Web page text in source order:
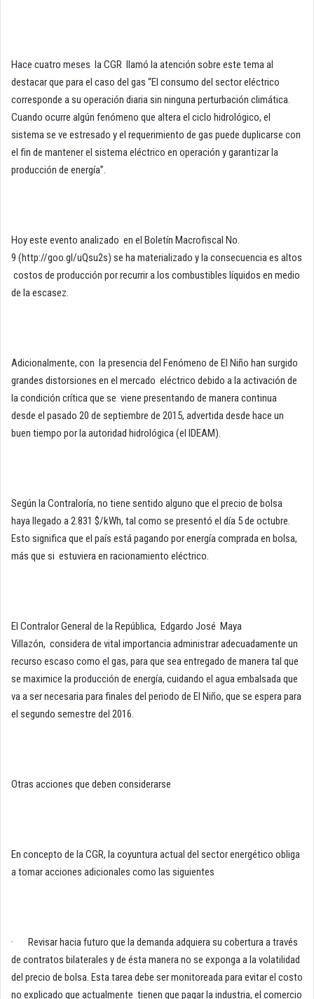
Hace cuatro meses la CGR llamó la atención sobre este tema al
destacar que para el caso del gas “El consumo del sector eléctrico
corresponde a su operación diaria sin ninguna perturbación climática.
Cuando ocurre algún fenómeno que altera el ciclo hidrológico, el
sistema se ve estresado y el requerimiento de gas puede duplicarse con
el fin de mantener el sistema eléctrico en operación y garantizar la
producción de energía”.
Hoy este evento analizado en el Boletín Macrofiscal No.
9 (http://goo.gl/uQsu2s) se ha materializado y la consecuencia es altos
costos de producción por recurrir a los combustibles líquidos en medio
de la escasez.
Adicionalmente, con la presencia del Fenómeno de El Niño han surgido
grandes distorsiones en el mercado eléctrico debido a la activación de
la condición crítica que se viene presentando de manera continua
desde el pasado 20 de septiembre de 2015, advertida desde hace un
buen tiempo por la autoridad hidrológica (el IDEAM).
Según la Contraloría, no tiene sentido alguno que el precio de bolsa
haya llegado a 2.831 $/kWh, tal como se presentó el día 5 de octubre.
Esto significa que el país está pagando por energía comprada en bolsa,
más que si estuviera en racionamiento eléctrico.
El Contralor General de la República, Edgardo José Maya
Villazón, considera de vital importancia administrar adecuadamente un
recurso escaso como el gas, para que sea entregado de manera tal que
se maximice la producción de energía, cuidando el agua embalsada que
va a ser necesaria para finales del periodo de El Niño, que se espera para
el segundo semestre del 2016.
Otras acciones que deben considerarse
En concepto de la CGR, la coyuntura actual del sector energético obliga
a tomar acciones adicionales como las siguientes
· Revisar hacia futuro que la demanda adquiera su cobertura a través
de contratos bilaterales y de ésta manera no se exponga a la volatilidad
del precio de bolsa. Esta tarea debe ser monitoreada para evitar el costo
no explicado que actualmente tienen que pagar la industria, el comercio